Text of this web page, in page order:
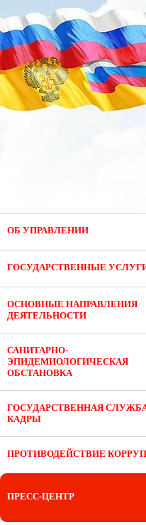
ОБ УПРАВЛЕНИИ
ГОСУДАРСТВЕННЫЕ
ОСНОВНЫЕ НАПРАВЛЕНИЯ
ДЕЯТЕЛЬНОСТИ
САНИТАРНО-
ЭПИДЕМИОЛОГИЧЕСКАЯ
ОБСТАНОВКА
ГОСУДАРСТВЕННАЯ
КАДРЫ
ПРОТИВОДЕЙСТВИЕ
ПРЕСС-ЦЕНТР